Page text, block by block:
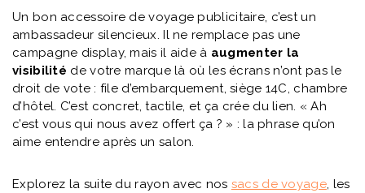
Un bon accessoire de voyage publicitaire, c’est un
ambassadeur silencieux. Il ne remplace pas une
campagne display, mais il aide à augmenter la
visibilité de votre marque là où les écrans n’ont pas le
droit de vote : file d’embarquement, siège 14C, chambre
d’hôtel. C’est concret, tactile, et ça crée du lien. « Ah
c’est vous qui nous avez offert ça ? » : la phrase qu’on
aime entendre après un salon.
Explorez la suite du rayon avec nos sacs de voyage, les